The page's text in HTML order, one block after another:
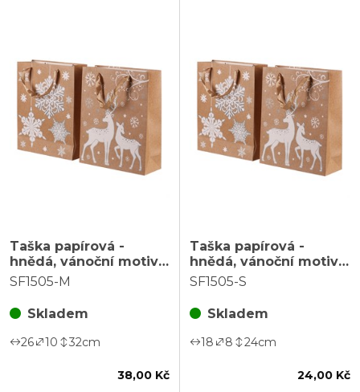
Taška papírová -
hnědá, vánoční motiv,
mix 2, vel. M, cena za 1
SF1505-M
Skladem
26 10 32cm
38,00 Kč
Taška papírová -
hnědá, vánoční motiv,
mix 2, vel. S, cena za 1
SF1505-S
Skladem
18 8 24cm
24,00 Kč